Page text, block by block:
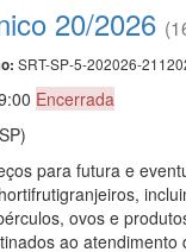
20/2026
SRT-SP-5-202026-
Encerrada
para futura e
ovos e
ao atendimento